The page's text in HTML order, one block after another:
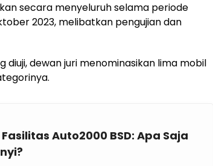
secara menyeluruh selama periode
2023, melibatkan pengujian dan
diuji, dewan juri menominasikan lima mobil
Auto2000 BSD: Apa Saja